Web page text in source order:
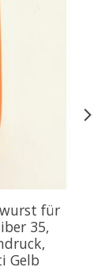
für
35,
Gelb